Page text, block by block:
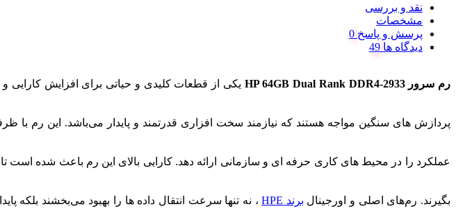
نقد و بررسی
مشخصات
پرسش و پاسخ
دیدگاه ها
رم سرور HP 64GB Dual Rank DDR4-2933
عملکرد را در محیط‌ های کاری حرفه‌ ای و سازمانی ارائه دهد. کارایی بالای این رم باعث شده است
بگیرند. رم‌های اصلی و اورجینال برند HPE ، نه تنها سرعت انتقال داده‌ ها را بهبود می‌بخشند